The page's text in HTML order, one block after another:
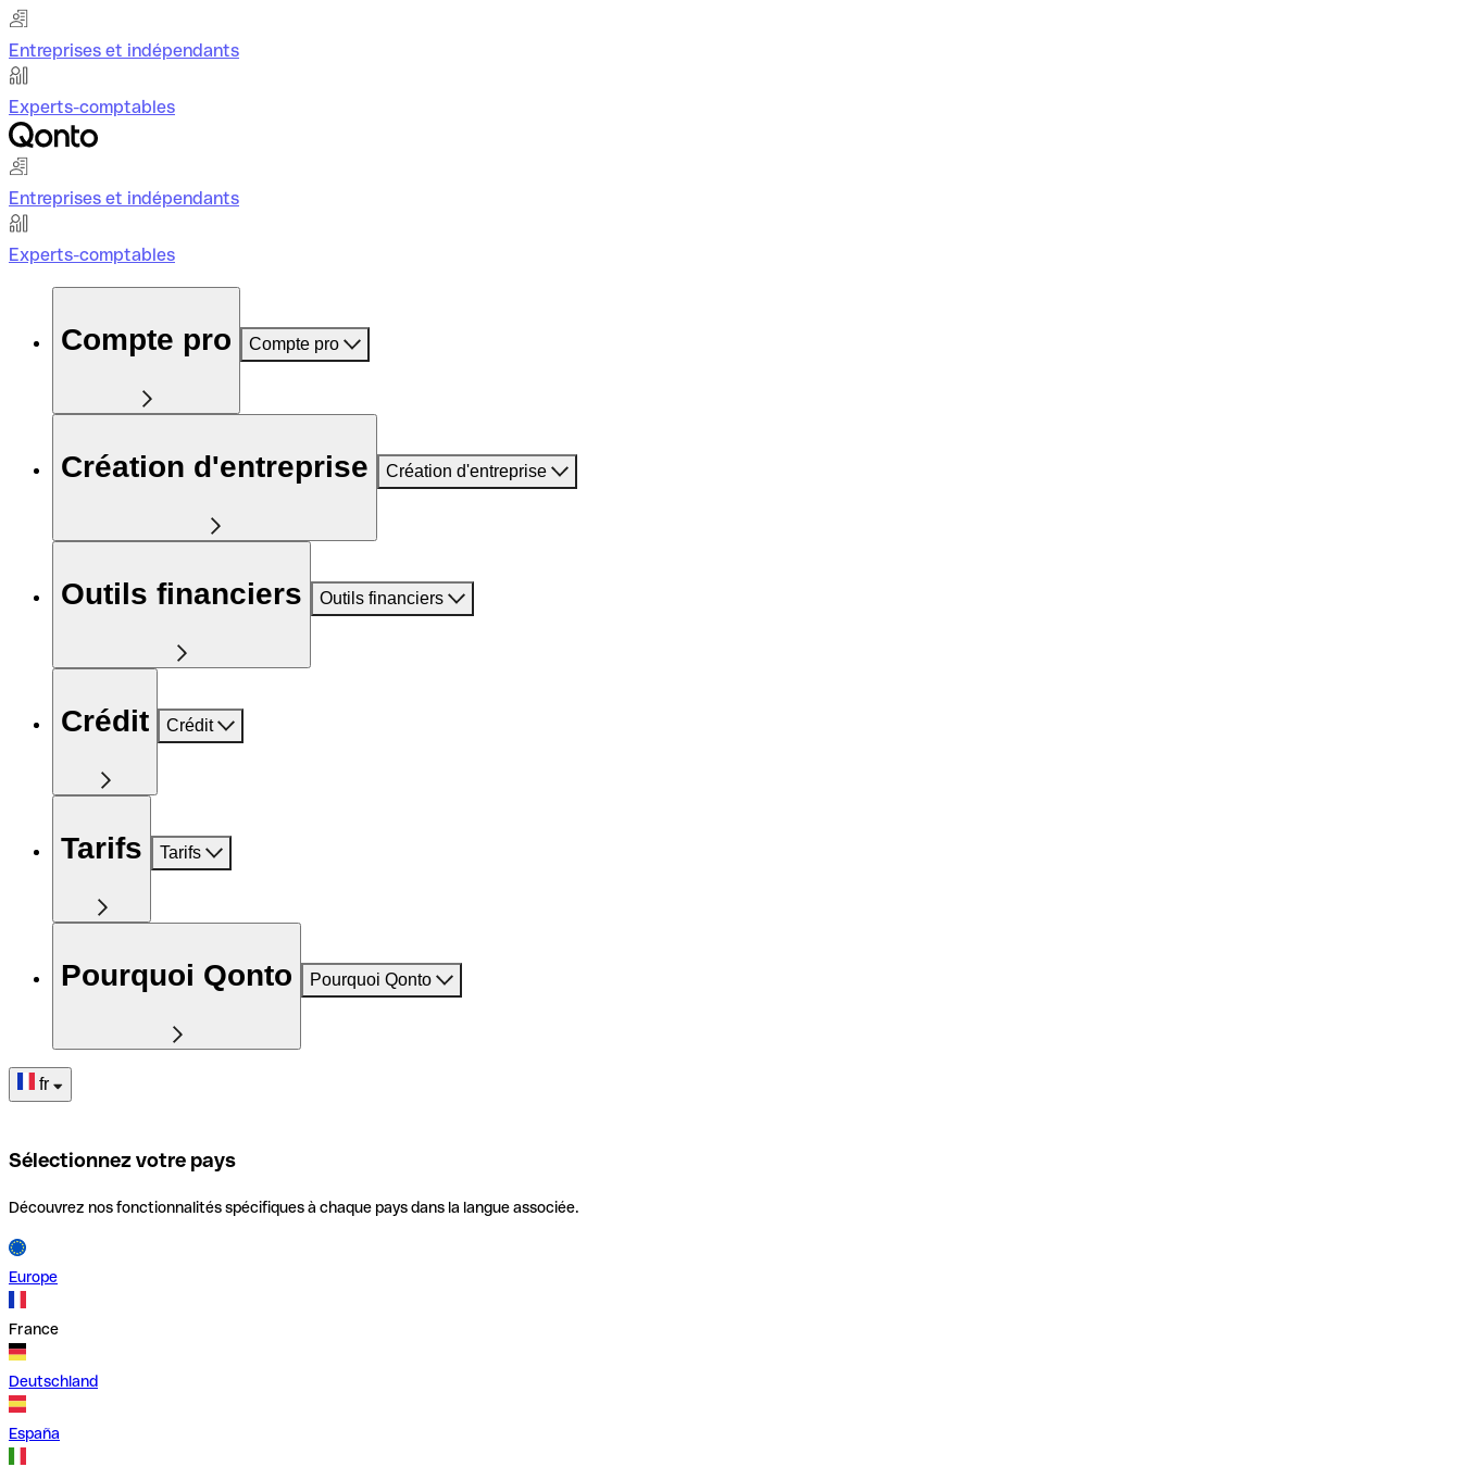
Entreprises et indépendants
Experts-comptables
Entreprises et indépendants
Experts-comptables
Compte pro Compte pro
Création d'entreprise Création d'entreprise
Outils financiers Outils financiers
Crédit Crédit
Tarifs Tarifs
Pourquoi Qonto Pourquoi Qonto
fr
Sélectionnez votre pays
Découvrez nos fonctionnalités spécifiques à chaque pays dans la langue associée.
Europe
France
Deutschland
España